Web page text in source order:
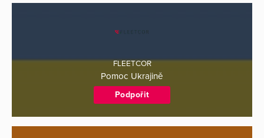
FLEETCOR
Pomoc Ukrajině
Podpořit